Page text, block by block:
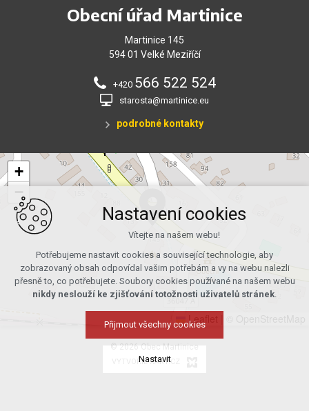
Obecní úřad Martinice
Martinice 145
594 01 Velké Meziříčí
+420 566 522 524
starosta@martinice.eu
podrobné kontakty
+
Leaflet
© 2026 Obec Martinice
VYTVOŘIL XART.CZ
Nastavení cookies
Vítejte na našem webu!
Potřebujeme nastavit cookies a související technologie, aby
zobrazovaný obsah odpovídal vašim potřebám a vy na webu nalezli
přesně to, co potřebujete. Soubory cookies používané na našem webu
nikdy neslouží ke zjišťování totožnosti uživatelů stránek.
Přijmout všechny cookies
Nastavit